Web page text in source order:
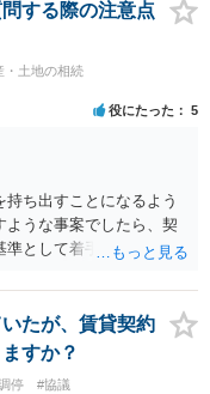
いずれにせよ不動産評価
する際の注意点
・土地の相続
役にたった 5
ち出すことになるよう
ような事案でしたら、契
準として着手金を設定
はできないです。依頼者
たが、賃貸契約
すか？
停 #協議